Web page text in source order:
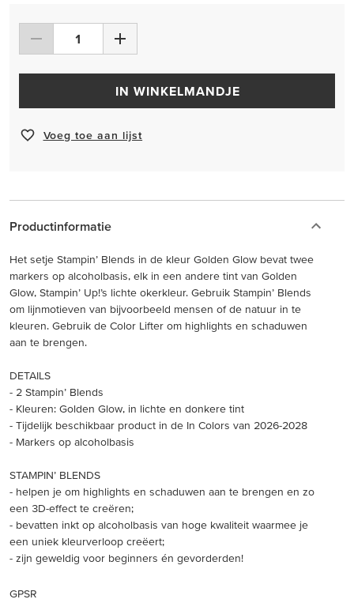
IN WINKELMANDJE
Voeg toe aan lijst
Productinformatie
Het setje Stampin’ Blends in de kleur Golden Glow bevat twee
markers op alcoholbasis, elk in een andere tint van Golden
Glow, Stampin’ Up!’s lichte okerkleur. Gebruik Stampin’ Blends
om lijnmotieven van bijvoorbeeld mensen of de natuur in te
kleuren. Gebruik de Color Lifter om highlights en schaduwen
aan te brengen.
DETAILS
- 2 Stampin’ Blends
- Kleuren: Golden Glow, in lichte en donkere tint
- Tijdelijk beschikbaar product in de In Colors van 2026-2028
- Markers op alcoholbasis
STAMPIN’ BLENDS
- helpen je om highlights en schaduwen aan te brengen en zo
een 3D-effect te creëren;
- bevatten inkt op alcoholbasis van hoge kwaliteit waarmee je
een uniek kleurverloop creëert;
- zijn geweldig voor beginners én gevorderden!
GPSR